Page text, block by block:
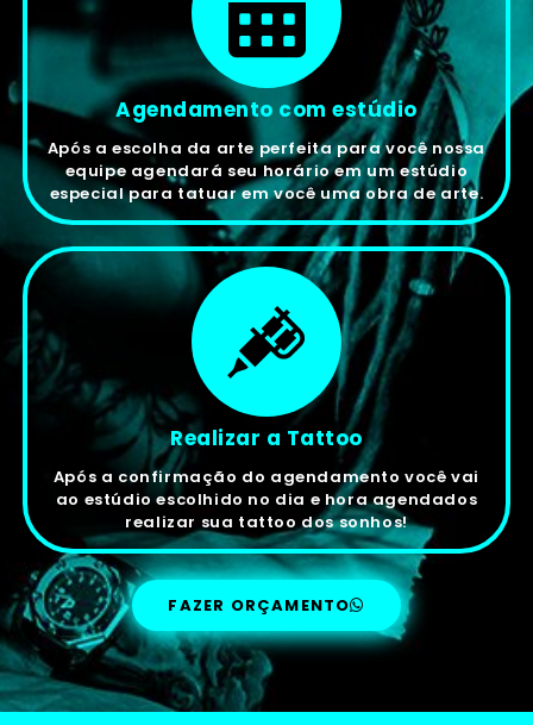
Agendamento com estúdio
Após a escolha da arte perfeita para você nossa
equipe agendará seu horário em um estúdio
especial para tatuar em você uma obra de arte.
Realizar a Tattoo
Após a confirmação do agendamento você vai
ao estúdio escolhido no dia e hora agendados
realizar sua tattoo dos sonhos!
FAZER ORÇAMENTO